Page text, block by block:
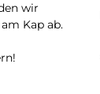
wir
Kap ab.